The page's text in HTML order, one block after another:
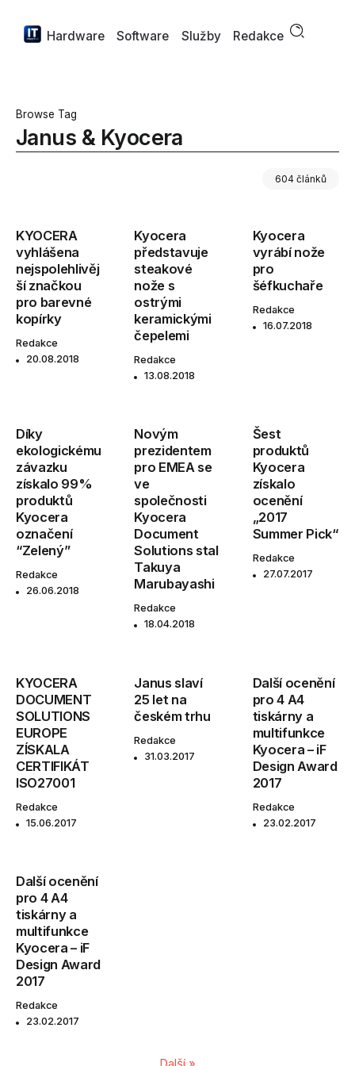
Hardware Software Služby Redakce
Browse Tag
Janus & Kyocera
604 článků
KYOCERA
vyhlášena
nejspolehlivěj
ší značkou
pro barevné
kopírky
Redakce
20.08.2018
Kyocera
představuje
steakové
nože s
ostrými
keramickými
čepelemi
Redakce
13.08.2018
Kyocera
vyrábí nože
pro
šéfkuchaře
Redakce
16.07.2018
Díky
ekologickému
závazku
získalo 99%
produktů
Kyocera
označení
“Zelený”
Redakce
26.06.2018
Novým
prezidentem
pro EMEA se
ve
společnosti
Kyocera
Document
Solutions stal
Takuya
Marubayashi
Redakce
18.04.2018
Šest
produktů
Kyocera
získalo
ocenění
„2017
Summer Pick“
Redakce
27.07.2017
KYOCERA
DOCUMENT
SOLUTIONS
EUROPE
ZÍSKALA
CERTIFIKÁT
ISO27001
Redakce
15.06.2017
Janus slaví
25 let na
českém trhu
Redakce
31.03.2017
Další ocenění
pro 4 A4
tiskárny a
multifunkce
Kyocera – iF
Design Award
2017
Redakce
23.02.2017
Další ocenění
pro 4 A4
tiskárny a
multifunkce
Kyocera – iF
Design Award
2017
Redakce
23.02.2017